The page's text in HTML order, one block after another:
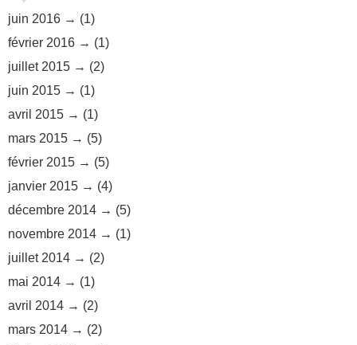
juin 2016
(1)
février 2016
(1)
juillet 2015
(2)
juin 2015
(1)
avril 2015
(1)
mars 2015
(5)
février 2015
(5)
janvier 2015
(4)
décembre 2014
(5)
novembre 2014
(1)
juillet 2014
(2)
mai 2014
(1)
avril 2014
(2)
mars 2014
(2)